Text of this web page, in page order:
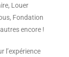
Louer
Fondation
encore !
l’expérience